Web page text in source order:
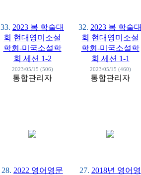
33. 2023 봄 학술대
회 현대영미소설
학회-미국소설학
회 세션 1-2
2023/05/15 (506)
통합관리자
32. 2023 봄 학술대
회 현대영미소설
학회-미국소설학
회 세션 1-1
2023/05/15 (460)
통합관리자
28. 2022 영어영문
27. 2018년 영어영